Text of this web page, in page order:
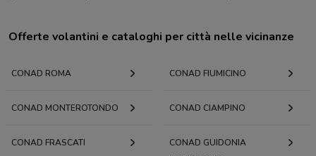
Offerte volantini e cataloghi per città nelle vicinanze
CONAD ROMA CONAD FIUMICINO
CONAD MONTEROTONDO CONAD CIAMPINO
CONAD FRASCATI
CONAD GUIDONIA